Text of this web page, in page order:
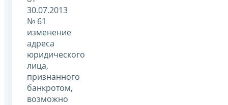
30.07.2013
№ 61
изменение
адреса
юридического
лица,
признанного
банкротом,
возможно